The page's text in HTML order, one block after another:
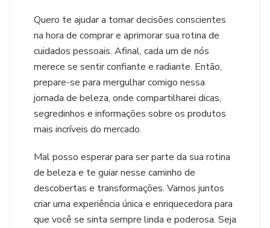
Quero te ajudar a tomar decisões conscientes
na hora de comprar e aprimorar sua rotina de
cuidados pessoais. Afinal, cada um de nós
merece se sentir confiante e radiante. Então,
prepare-se para mergulhar comigo nessa
jornada de beleza, onde compartilharei dicas,
segredinhos e informações sobre os produtos
mais incríveis do mercado.
Mal posso esperar para ser parte da sua rotina
de beleza e te guiar nesse caminho de
descobertas e transformações. Vamos juntos
criar uma experiência única e enriquecedora para
que você se sinta sempre linda e poderosa. Seja